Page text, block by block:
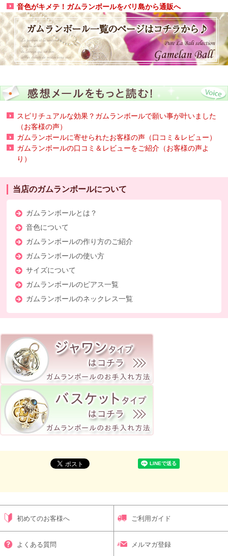
音色がキメテ！ガムランボールをバリ島から通販へ
スピリチュアルな効果？ガムランボールで願い事が叶いました
（お客様の声）
ガムランボールに寄せられたお客様の声（口コミ＆レビュー）
ガムランボールの口コミ＆レビューをご紹介（お客様の声よ
り）
当店のガムランボールについて
ガムランボールとは？
音色について
ガムランボールの作り方のご紹介
ガムランボールの使い方
サイズについて
ガムランボールのピアス一覧
ガムランボールのネックレス一覧
初めてのお客様へ ご利用ガイド
よくある質問 メルマガ登録